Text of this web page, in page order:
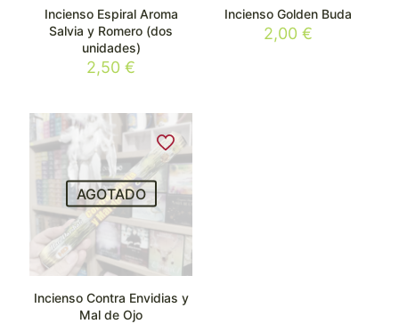
Incienso Espiral Aroma
Salvia y Romero (dos
unidades)
2,50€
Incienso Golden Buda
2,00 €
AGOTADO
Incienso Contra Envidias y
Mal de Ojo